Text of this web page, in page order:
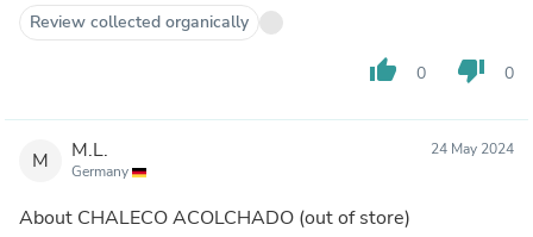
Review collected organically
thumb_up 0 thumb_down 0
M M.L.
Germany
24 May 2024
About CHALECO ACOLCHADO (out of store)